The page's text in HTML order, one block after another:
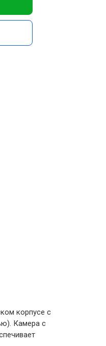
корпусе с
Камера с